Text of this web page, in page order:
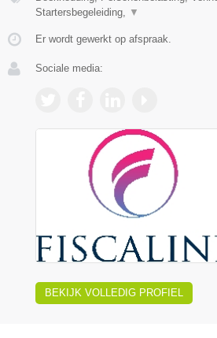
Startersbegeleiding, ▼
Er wordt gewerkt op afspraak.
Sociale media:
BEKIJK VOLLEDIG PROFIEL